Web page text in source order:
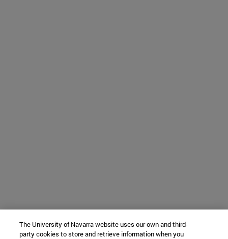
The University of Navarra website uses our own and third-
party cookies to store and retrieve information when you